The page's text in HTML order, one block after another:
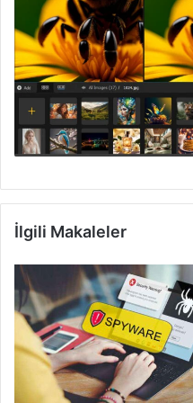
İlgili Makaleler